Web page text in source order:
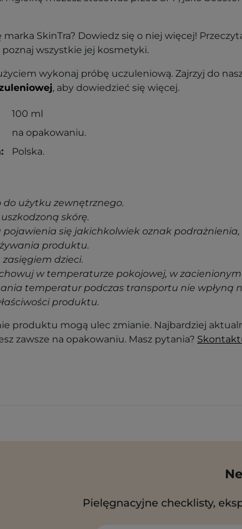
marka SkinTra? Dowiedz się o niej więcej!
poznaj wszystkie jej kosmetyki.
wykonaj próbę uczuleniową. Zajrzyj do
, aby dowiedzieć się więcej.
100 ml
na opakowaniu.
Polska.
użytku zewnętrznego.
skórę.
pojawienia się jakichkolwiek oznak podrażnienia,
produktu.
dzieci.
w temperaturze pokojowej, w zacienionym
temperatur podczas transportu nie wpłyną
produktu.
produktu mogą ulec zmianie. Najbardziej
zawsze na opakowaniu. Masz pytania?
Pielęgnacyjne checklisty,